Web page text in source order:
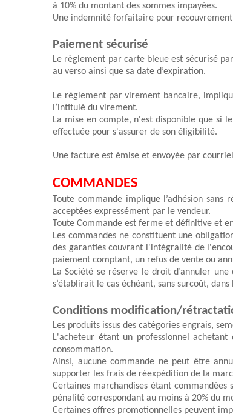
à 10% du montant des sommes impayées.
Une indemnité forfaitaire pour
Paiement sécurisé
Le règlement par carte bleue est sécurisé
au verso ainsi que sa date d’expiration.
Le règlement par virement bancaire,
l’intitulé du virement.
La mise en compte, n'est disponible que si
effectuée pour s'assurer de son éligibilité.
Une facture est émise et envoyée par
COMMANDES
Toute commande implique l’adhésion
acceptées expressément par le vendeur.
Toute Commande est ferme et définitive et
Les commandes ne constituent une
des garanties couvrant l'intégralité de
paiement comptant, un refus de vente ou
L
s’établirait le cas échéant, sans surcoût,
Conditions modification/
Les produits issus des catégories engrais,
L'acheteur étant un professionnel
consommation.
Ainsi, aucune commande ne peut être
supporter les frais de réexpédition de la
Certaines marchandises étant commandées
pénalité correspondant au moins à 20% du
Certaines offres promotionnelles peuvent